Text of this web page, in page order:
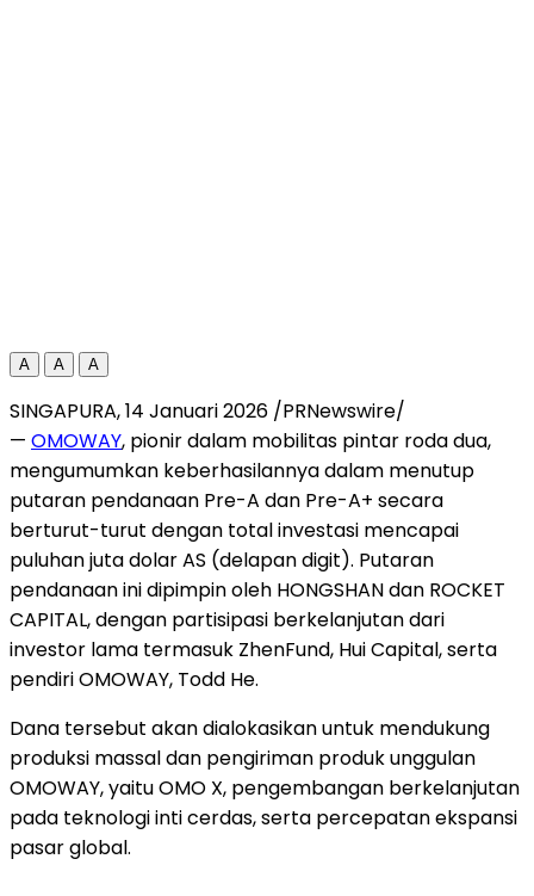
A A A
SINGAPURA,14 Januari 2026 /PRNewswire/
— OMOWAY, pionir dalam mobilitas pintar roda dua,
mengumumkan keberhasilannya dalam menutup
putaran pendanaan Pre-A dan Pre-A+ secara
berturut-turut dengan total investasi mencapai
puluhan juta dolar AS (delapan digit). Putaran
pendanaan ini dipimpin oleh HONGSHAN dan ROCKET
CAPITAL, dengan partisipasi berkelanjutan dari
investor lama termasuk ZhenFund, Hui Capital, serta
pendiri OMOWAY, Todd He.
Dana tersebut akan dialokasikan untuk mendukung
produksi massal dan pengiriman produk unggulan
OMOWAY, yaitu OMO X, pengembangan berkelanjutan
pada teknologi inti cerdas, serta percepatan ekspansi
pasar global.